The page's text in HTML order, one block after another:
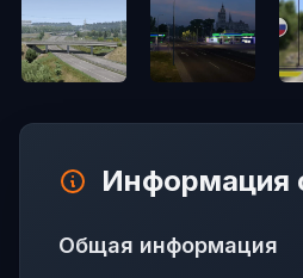
Информация
Общая информация